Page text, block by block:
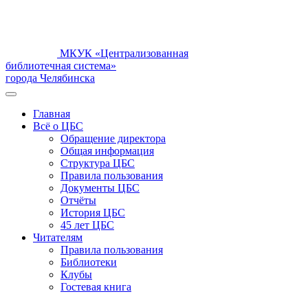
МКУК «Централизованная
библиотечная система»
города Челябинска
Главная
Всё о ЦБС
Обращение директора
Общая информация
Структура ЦБС
Правила пользования
Документы ЦБС
Отчёты
История ЦБС
45 лет ЦБС
Читателям
Правила пользования
Библиотеки
Клубы
Гостевая книга